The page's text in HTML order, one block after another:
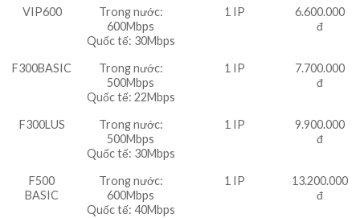
VIP600
Trong nước:
600Mbps
Quốc tế: 30Mbps
1 IP
6.600.000
đ
F300BASIC
Trong nước:
500Mbps
Quốc tế: 22Mbps
1 IP
7.700.000
đ
F300LUS
Trong nước:
500Mbps
Quốc tế: 30Mbps
1 IP
9.900.000
đ
F500
BASIC
Trong nước:
600Mbps
Quốc tế: 40Mbps
1 IP
13.200.000
đ